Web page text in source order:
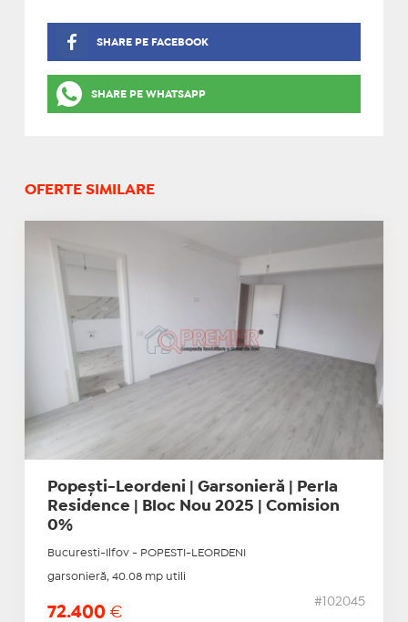
SHARE PE FACEBOOK
SHARE PE WHATSAPP
OFERTE SIMILARE
Popești-Leordeni | Garsonieră | Perla
Residence | Bloc Nou 2025 | Comision
0%
Bucuresti-Ilfov - POPESTI-LEORDENI
garsonieră, 40.08 mp utili
72.400 €
#102045